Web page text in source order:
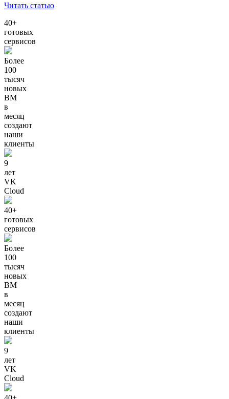
Читать статью
40+
готовых
сервисов
Более
100
тысяч
новых
ВМ
в
месяц
создают
наши
клиенты
9
лет
VK
Cloud
40+
готовых
сервисов
Более
100
тысяч
новых
ВМ
в
месяц
создают
наши
клиенты
9
лет
VK
Cloud